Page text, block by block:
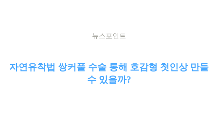
뉴스포인트
자연유착법 쌍커풀 수술 통해 호감형 첫인상 만들
수 있을까?